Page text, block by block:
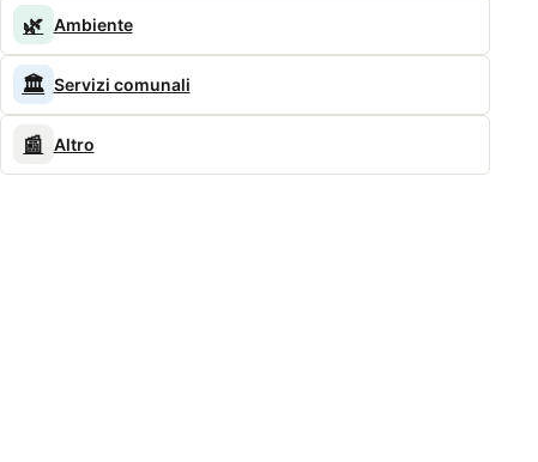
🌿 Ambiente
🏛️ Servizi comunali
📰 Altro